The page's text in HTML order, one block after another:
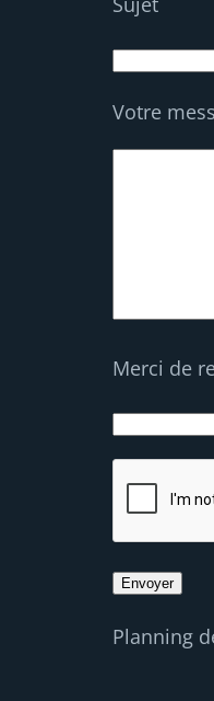
Votre
Merci de
Planning